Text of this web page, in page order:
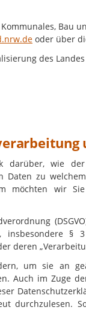
Bau
oder über
des
darüber, wie
zu
möchten wir
insbesondere
deren
um sie an
Auch im Zuge
durchzulesen.